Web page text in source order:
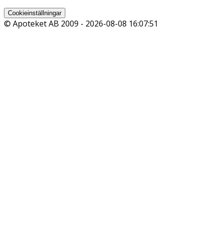
Cookieinställningar
© Apoteket AB 2009 - 2026-08-08 16:07:51